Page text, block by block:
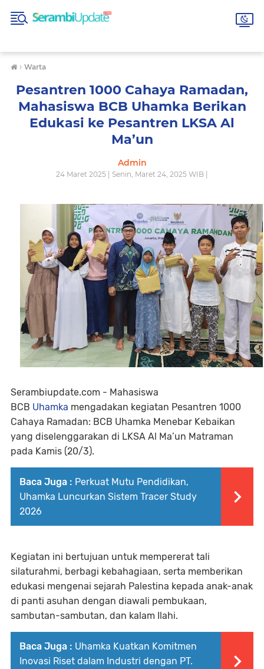
› Warta
Pesantren 1000 Cahaya Ramadan,
Mahasiswa BCB Uhamka Berikan
Edukasi ke Pesantren LKSA Al
Ma’un
Admin
24 Maret 2025 | Senin, Maret 24, 2025 WIB |
Serambiupdate.com - Mahasiswa
BCB Uhamka mengadakan kegiatan Pesantren 1000
Cahaya Ramadan: BCB Uhamka Menebar Kebaikan
yang diselenggarakan di LKSA Al Ma’un Matraman
pada Kamis (20/3).
Baca Juga : Perkuat Mutu Pendidikan,
Uhamka Luncurkan Sistem Tracer Study
2026
Kegiatan ini bertujuan untuk mempererat tali
silaturahmi, berbagi kebahagiaan, serta memberikan
edukasi mengenai sejarah Palestina kepada anak-anak
di panti asuhan dengan diawali pembukaan,
sambutan-sambutan, dan kalam Ilahi.
Baca Juga : Uhamka Kuatkan Komitmen
Inovasi Riset dalam Industri dengan PT.